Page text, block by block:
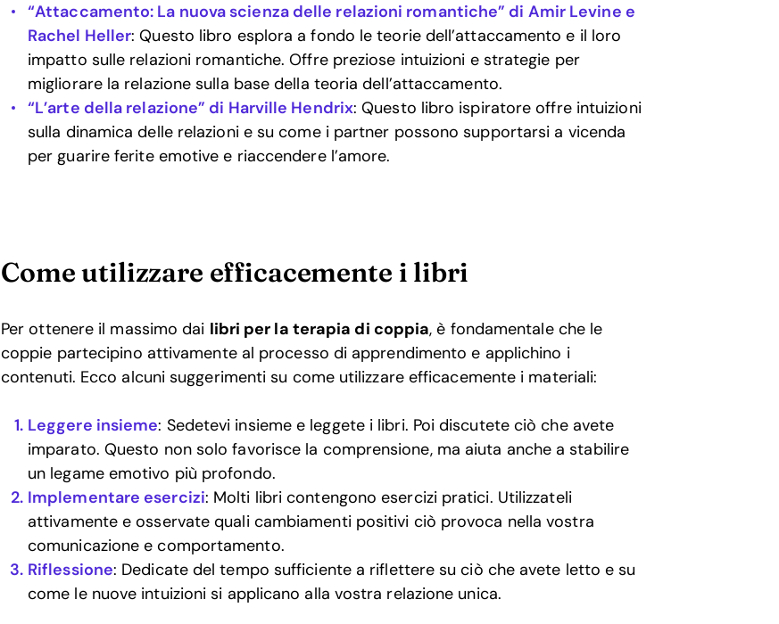
“Attaccamento: La nuova scienza delle relazioni romantiche” di Amir Levine e
Rachel Heller: Questo libro esplora a fondo le teorie dell’attaccamento e il loro
impatto sulle relazioni romantiche. Offre preziose intuizioni e strategie per
migliorare la relazione sulla base della teoria dell’attaccamento.
“L’arte della relazione” di Harville Hendrix: Questo libro ispiratore offre intuizioni
sulla dinamica delle relazioni e su come i partner possono supportarsi a vicenda
per guarire ferite emotive e riaccendere l’amore.
Come utilizzare efficacemente i libri
Per ottenere il massimo dai libri per la terapia di coppia, è fondamentale che le
coppie partecipino attivamente al processo di apprendimento e applichino i
contenuti. Ecco alcuni suggerimenti su come utilizzare efficacemente i materiali:
Leggere insieme: Sedetevi insieme e leggete i libri. Poi discutete ciò che avete
imparato. Questo non solo favorisce la comprensione, ma aiuta anche a stabilire
un legame emotivo più profondo.
Implementare esercizi: Molti libri contengono esercizi pratici. Utilizzateli
attivamente e osservate quali cambiamenti positivi ciò provoca nella vostra
comunicazione e comportamento.
Riflessione: Dedicate del tempo sufficiente a riflettere su ciò che avete letto e su
come le nuove intuizioni si applicano alla vostra relazione unica.